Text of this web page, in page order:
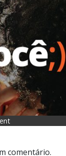
on
comentário.